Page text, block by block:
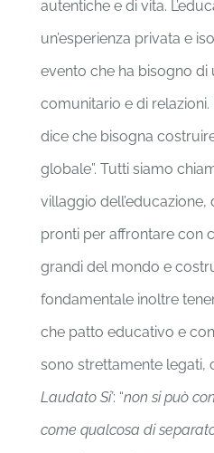
autentiche e di vita.
un’esperienza privata e
evento che ha bisogno di
comunitario e di
dice che bisogna
globale”. Tutti siamo
villaggio
pronti per affrontare con
grandi del mondo e
fondamentale inoltre
che patto educativo e
sono strettamente legati,
Laudato Si’: “non si può
come qualcosa di